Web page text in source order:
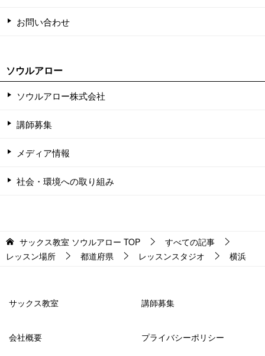
お問い合わせ
ソウルアロー
ソウルアロー株式会社
講師募集
メディア情報
社会・環境への取り組み
サックス教室 ソウルアロー TOP
すべての記事
レッスン場所
都道府県 レッスンスタジオ 横浜
サックス教室 講師募集
会社概要 プライバシーポリシー